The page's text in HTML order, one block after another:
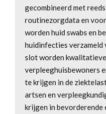
gecombineerd met
routinezorgdata en
worden huid swabs en
huidinfecties verzameld
slot worden
verpleeghuisbewoners
te krijgen in de
artsen en
krijgen in bevorderende